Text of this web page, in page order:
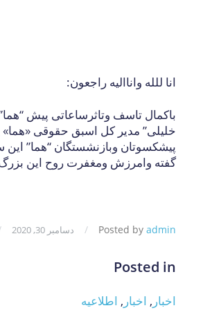
انا للله واناالیه راجعون:
باکمال تاسف وتاثرساعاتی پیش
خلیلی” مدیر کل اسبق حقوقی «هما»
پیشکسوتان وبازنشستگان “هما”
گفته وامرزش ومغفرت روح این
Posted by admin
/ دسامبر 30, 2020
Posted in
اخبار , اخبار , اطلاعیه